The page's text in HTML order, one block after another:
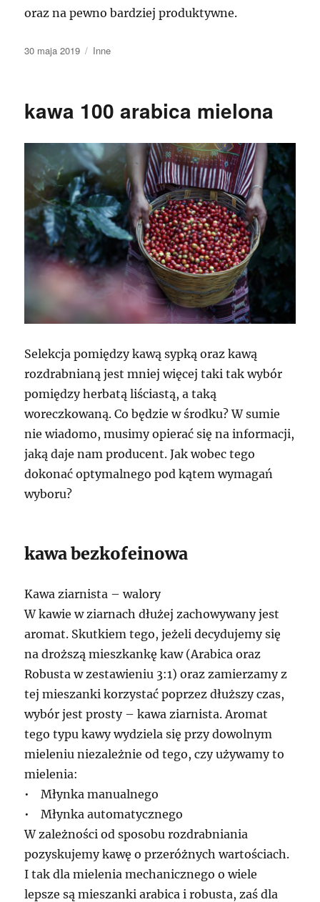
oraz na pewno bardziej produktywne.
Data
30 maja 2019 Kategorie
Inne
kawa 100 arabica mielona
Selekcja pomiędzy kawą sypką oraz kawą
rozdrabnianą jest mniej więcej taki tak wybór
pomiędzy herbatą liściastą, a taką
woreczkowaną. Co będzie w środku? W sumie
nie wiadomo, musimy opierać się na informacji,
jaką daje nam producent. Jak wobec tego
dokonać optymalnego pod kątem wymagań
wyboru?
kawa bezkofeinowa
Kawa ziarnista – walory
W kawie w ziarnach dłużej zachowywany jest
aromat. Skutkiem tego, jeżeli decydujemy się
na droższą mieszkankę kaw (Arabica oraz
Robusta w zestawieniu 3:1) oraz zamierzamy z
tej mieszanki korzystać poprzez dłuższy czas,
wybór jest prosty – kawa ziarnista. Aromat
tego typu kawy wydziela się przy dowolnym
mieleniu niezależnie od tego, czy używamy to
mielenia:
• Młynka manualnego
• Młynka automatycznego
W zależności od sposobu rozdrabniania
pozyskujemy kawę o przeróżnych wartościach.
I tak dla mielenia mechanicznego o wiele
lepsze są mieszanki arabica i robusta, zaś dla